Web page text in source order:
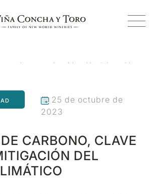
clave para la mitigación del cambio
25 de octubre de
2023
CARBONO, CLAVE
DEL